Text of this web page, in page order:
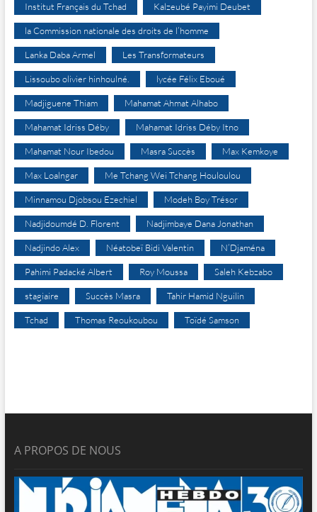
Institut Français du Tchad Kalzeubé Payimi Deubet
la Commission nationale des droits de l’homme
Lanka Daba Armel Les Transformateurs
Lissoubo olivier hinhoulné. lycée Félix Eboué
Madjiguene Thiam Mahamat Ahmat Alhabo
Mahamat Idriss Déby Mahamat Idriss Déby Itno
Mahamat Nour Ibedou Masra Succès Max Kemkoye
Max Loalngar Me Tchang Wei Tchang Houloulou
Minnamou Djobsou Ezechiel Modeh Boy Trésor
Nadjidoumdé D. Florent Nadjimbaye Dana Jonathan
Nadjindo Alex Néatobeï Bidi Valentin N’Djaména
Pahimi Padacké Albert Roy Moussa Saleh Kebzabo
stagiaire Succès Masra Tahir Hamid Nguilin
Tchad Thomas Reoukoubou Toïdé Samson
A PROPOS DE NOUS